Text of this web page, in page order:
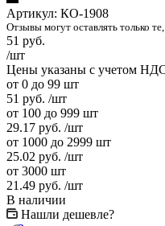
Артикул: КО-1908
Отзывы могут оставлять только
51 руб.
/шт
Цены указаны с учетом
от 0 до 99 шт
51 руб. /шт
от 100 до 999 шт
29.17 руб. /шт
от 1000 до 2999 шт
25.02 руб. /шт
от 3000 шт
21.49 руб. /шт
В наличии
Нашли дешевле?